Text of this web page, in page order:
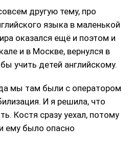
другую тему, про
языка в маленькой
оказался ещё и поэтом и
и в Москве, вернулся в
учить детей английскому.
мы там были с оператором
И я решила, что
Костя сразу уехал, потому
ему было опасно